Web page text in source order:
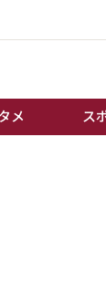
メ ス